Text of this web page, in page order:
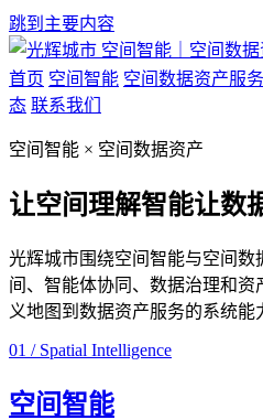
跳到主要内容
空间智能｜空间数
首页 空间智能 空间数据资产服务
态 联系我们
空间智能 × 空间数据资产
让空间理解智能让数
光辉城市围绕空间智能与空间
间、智能体协同、数据治理和
义地图到数据资产服务的系统能
01 / Spatial Intelligence
空间智能